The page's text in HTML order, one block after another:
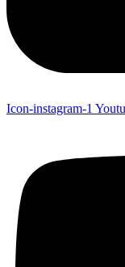
Icon-instagram-1